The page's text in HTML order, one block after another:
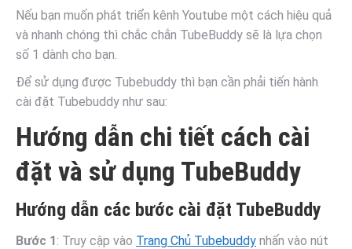
Nếu bạn muốn phát triển kênh Youtube một cách hiệu quả
và nhanh chóng thì chắc chắn TubeBuddy sẽ là lựa chọn
số 1 dành cho bạn.
Để sử dụng được Tubebuddy thì bạn cần phải tiến hành
cài đặt Tubebuddy như sau:
Hướng dẫn chi tiết cách cài
đặt và sử dụng TubeBuddy
Hướng dẫn các bước cài đặt TubeBuddy
Bước 1: Truy cập vào Trang Chủ Tubebuddy nhấn vào nút